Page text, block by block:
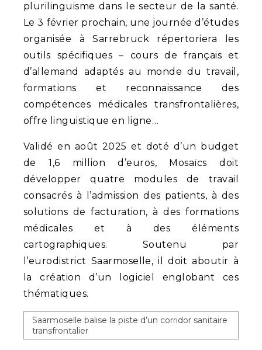
plurilinguisme dans le secteur de la santé.
Le 3 février prochain, une journée d’études
organisée à Sarrebruck répertoriera les
outils spécifiques – cours de français et
d’allemand adaptés au monde du travail,
formations et reconnaissance des
compétences médicales transfrontalières,
offre linguistique en ligne…
Validé en août 2025 et doté d’un budget
de 1,6 million d’euros, Mosaïcs doit
développer quatre modules de travail
consacrés à l’admission des patients, à des
solutions de facturation, à des formations
médicales et à des éléments
cartographiques. Soutenu par
l’eurodistrict Saarmoselle, il doit aboutir à
la création d’un logiciel englobant ces
thématiques.
Saarmoselle balise la piste d’un corridor sanitaire
transfrontalier